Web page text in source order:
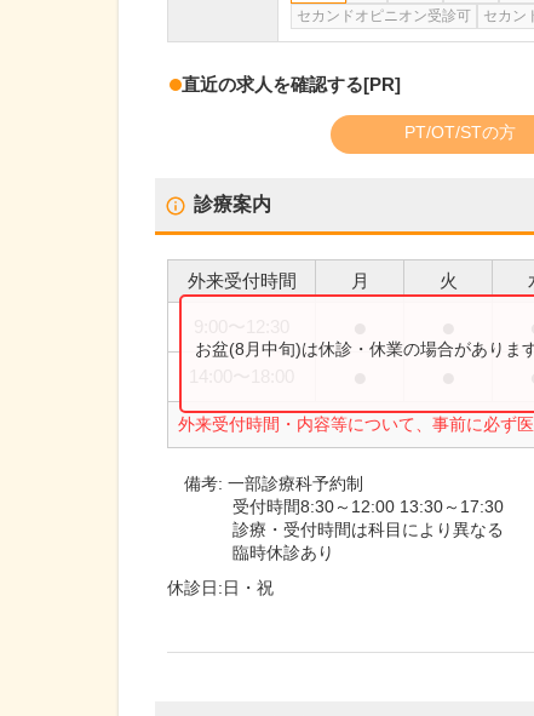
セカンドオピニオン受診可
セカン
直近の求人を確認する[PR]
PT/OT/STの方
診療案内
外来受付時間 月 火
外来受付時間・内容等について、事前に必ず
お盆(8月中旬)は休診・休業の場合がありま
備考:一部診療科予約制
受付時間8:30～12:00 13:30～17:30
診療・受付時間は科目により異なる
臨時休診あり
休診日:日・祝